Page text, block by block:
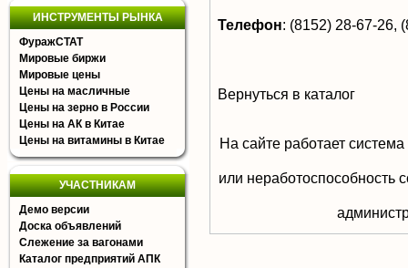
ИНСТРУМЕНТЫ РЫНКА
ФуражСТАТ
Мировые биржи
Мировые цены
Цены на масличные
Цены на зерно в России
Цены на АК в Китае
Цены на витамины в Китае
УЧАСТНИКАМ
Демо версии
Доска объявлений
Слежение за вагонами
Каталог предприятий АПК
Телефон: (8152) 28-67-26,
Вернуться в каталог
На сайте работает
или неработоспособность